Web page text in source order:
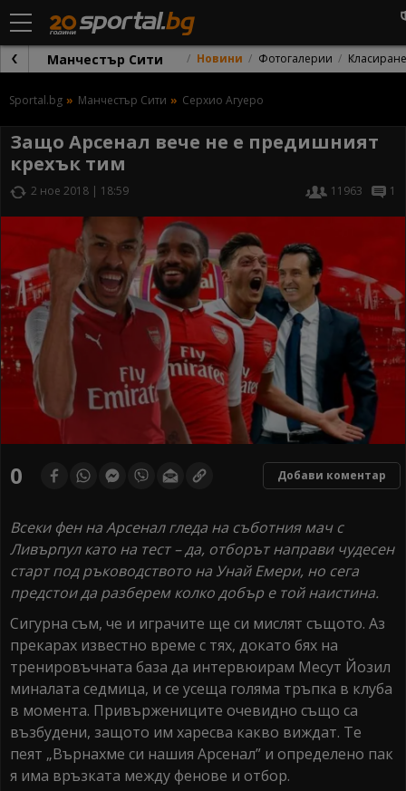
Манчестър Сити Новини Фотогалерии Класиране
Sportal.bg Манчестър Сити Серхио Агуеро
Защо Арсенал вече не е предишният
крехък тим
2 ное 2018 | 18:59 11963 1
0 Добави коментар
Всеки фен на Арсенал гледа на съботния мач с
Ливърпул като на тест – да, отборът направи чудесен
старт под ръководството на Унай Емери, но сега
предстои да разберем колко добър е той наистина.
Сигурна съм, че и играчите ще си мислят същото. Аз
прекарах известно време с тях, докато бях на
тренировъчната база да интервюирам Месут Йозил
миналата седмица, и се усеща голяма тръпка в клуба
в момента. Привържениците очевидно също са
възбудени, защото им харесва какво виждат. Те
пеят „Върнахме си нашия Арсенал” и определено пак
я има връзката между фенове и отбор.